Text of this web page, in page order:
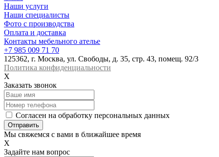
Наши услуги
Наши специалисты
Фото с производства
Оплата и доставка
Контакты мебельного ателье
+7 985 009 71 70
125362, г. Москва, ул. Свободы, д. 35, стр. 43, помещ. 92/3
Политика конфиденциальности
X
Заказать звонок
Согласен на обработку персональных данных
Отправить
Мы свяжемся с вами в ближайшее время
X
Задайте нам вопрос